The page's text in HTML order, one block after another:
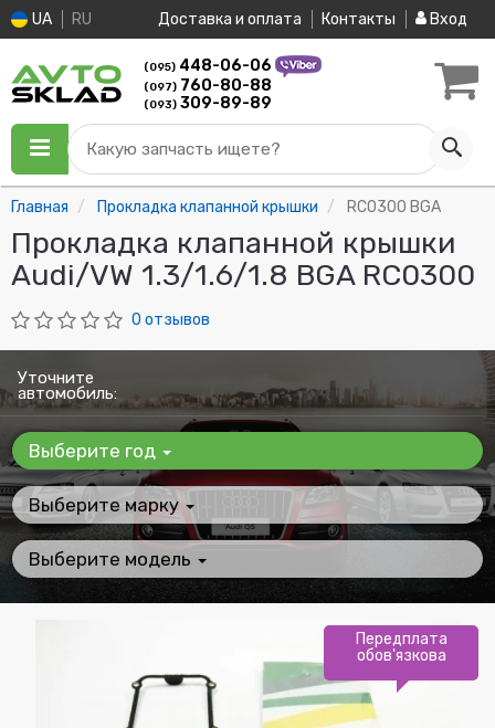
UA RU Доставка и оплата Контакты Вход
(095) 448-06-06
(097) 760-80-88
(093) 309-89-89
Какую запчасть ищете?
Главная Прокладка клапанной крышки RC0300 BGA
Прокладка клапанной крышки
Audi/VW 1.3/1.6/1.8 BGA RC0300
0 отзывов
Уточните
автомобиль:
Выберите год
Выберите марку
Выберите модель
Передплата
обов'язкова